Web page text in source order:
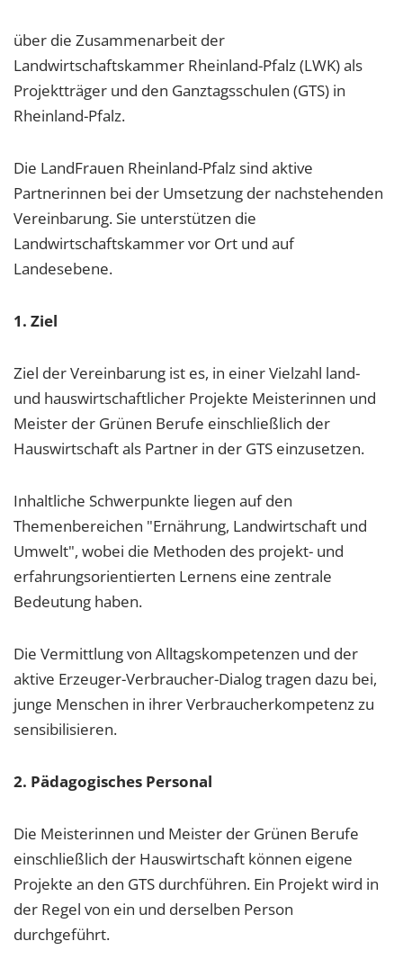
über die Zusammenarbeit der
Landwirtschaftskammer Rheinland-Pfalz (LWK) als
Projektträger und den Ganztagsschulen (GTS) in
Rheinland-Pfalz.
Die LandFrauen Rheinland-Pfalz sind aktive
Partnerinnen bei der Umsetzung der nachstehenden
Vereinbarung. Sie unterstützen die
Landwirtschaftskammer vor Ort und auf
Landesebene.
1. Ziel
Ziel der Vereinbarung ist es, in einer Vielzahl land-
und hauswirtschaftlicher Projekte Meisterinnen und
Meister der Grünen Berufe einschließlich der
Hauswirtschaft als Partner in der GTS einzusetzen.
Inhaltliche Schwerpunkte liegen auf den
Themenbereichen "Ernährung, Landwirtschaft und
Umwelt", wobei die Methoden des projekt- und
erfahrungsorientierten Lernens eine zentrale
Bedeutung haben.
Die Vermittlung von Alltagskompetenzen und der
aktive Erzeuger-Verbraucher-Dialog tragen dazu bei,
junge Menschen in ihrer Verbraucherkompetenz zu
sensibilisieren.
2. Pädagogisches Personal
Die Meisterinnen und Meister der Grünen Berufe
einschließlich der Hauswirtschaft können eigene
Projekte an den GTS durchführen. Ein Projekt wird in
der Regel von ein und derselben Person
durchgeführt.